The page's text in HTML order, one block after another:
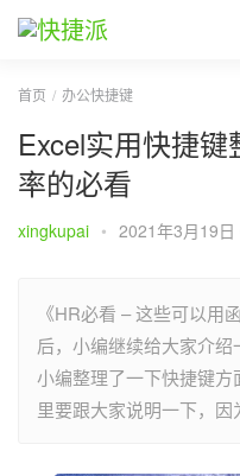
首页 办公快捷键
Excel实用快捷
率的必看
xingkupai • 2021年3月19
《HR必看 – 这些可以用
后，小编继续给大家介
小编整理了一下快捷键
里要跟大家说明一下，